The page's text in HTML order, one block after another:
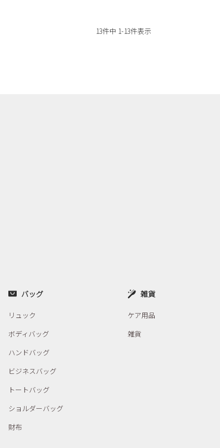
13件中 1-13件表示
バッグ
リュック
ボディバッグ
ハンドバッグ
ビジネスバッグ
トートバッグ
ショルダーバッグ
財布
雑貨
ケア用品
雑貨